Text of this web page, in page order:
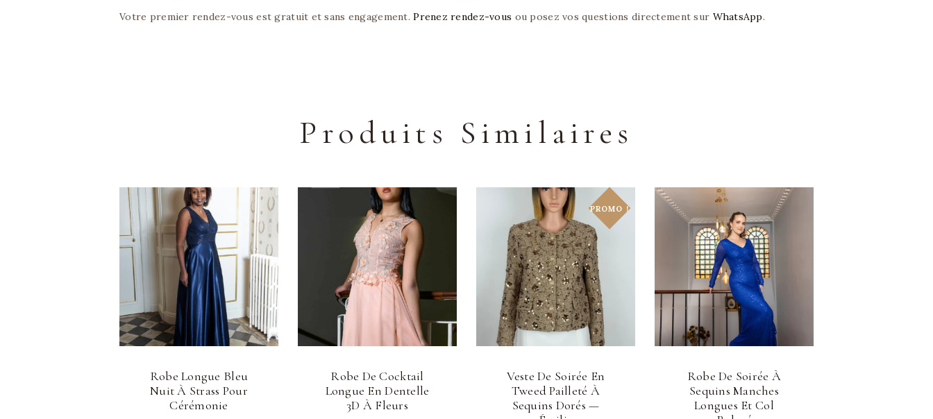
Votre premier rendez-vous est gratuit et sans engagement.Prenez rendez-vous ou posez vos questions directement sur WhatsApp.
Produits Similaires
Robe Longue Bleu
Nuit À Strass Pour
Cérémonie
Robe De Cocktail
Longue En Dentelle
3D À Fleurs
PROMO !
Veste De Soirée En
Tweed Pailleté À
Sequins Dorés —
Robe De Soirée À
Sequins Manches
Longues Et Col